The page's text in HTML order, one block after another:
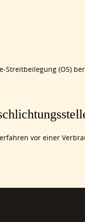
Streitbeilegung (OS)
vor einer